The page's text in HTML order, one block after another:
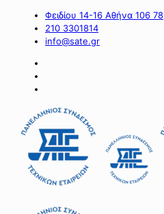
Φειδίου 14-16 Αθήνα 106 78
210 3301814
info@sate.gr